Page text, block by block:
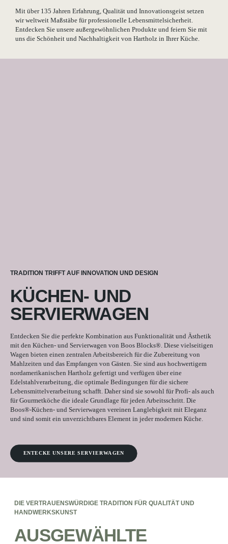
Mit über 135 Jahren Erfahrung, Qualität und Innovationsgeist setzen
wir weltweit Maßstäbe für professionelle Lebensmittelsicherheit.
Entdecken Sie unsere außergewöhnlichen Produkte und feiern Sie mit
uns die Schönheit und Nachhaltigkeit von Hartholz in Ihrer Küche.
TRADITION TRIFFT AUF INNOVATION UND DESIGN
KÜCHEN- UND
SERVIERWAGEN
Entdecken Sie die perfekte Kombination aus Funktionalität und Ästhetik
mit den Küchen- und Servierwagen von Boos Blocks®. Diese vielseitigen
Wagen bieten einen zentralen Arbeitsbereich für die Zubereitung von
Mahlzeiten und das Empfangen von Gästen. Sie sind aus hochwertigem
nordamerikanischen Hartholz gefertigt und verfügen über eine
Edelstahlverarbeitung, die optimale Bedingungen für die sichere
Lebensmittelverarbeitung schafft. Daher sind sie sowohl für Profi- als auch
für Gourmetköche die ideale Grundlage für jeden Arbeitsschritt. Die
Boos®-Küchen- und Servierwagen vereinen Langlebigkeit mit Eleganz
und sind somit ein unverzichtbares Element in jeder modernen Küche.
ENTECKE UNSERE SERVIERWAGEN
DIE VERTRAUENSWÜRDIGE TRADITION FÜR QUALITÄT UND
HANDWERKSKUNST
AUSGEWÄHLTE